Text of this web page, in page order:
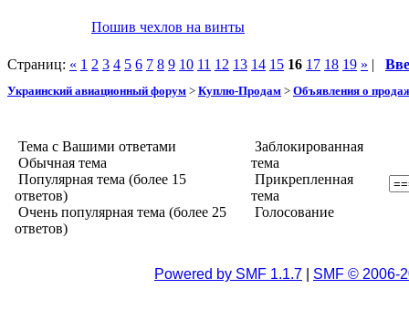
Пошив чехлов на винты
Страниц: « 1 2 3 4 5 6 7 8 9 10 11 12 13 14 15 16 17 18 19 » |
Украинский авиационный форум > Куплю-Продам > Объявления о
Тема с Вашими ответами
Обычная тема
Популярная тема (более 15
ответов)
Очень популярная тема (более 25
ответов)
Заблокированная
тема
Прикрепленная
тема
Голосование
Powered by SMF 1.1.7 SMF © 2006-